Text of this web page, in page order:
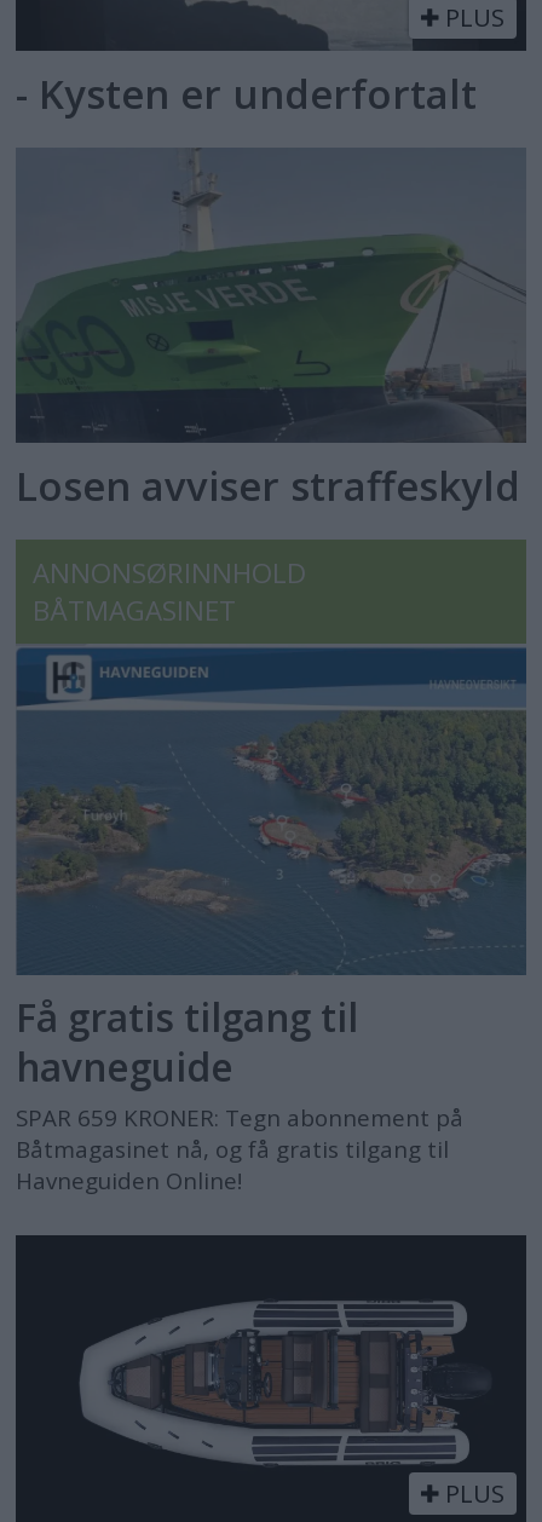
PLUS
- Kysten er underfortalt
Losen avviser straffeskyld
ANNONSØRINNHOLD
BÅTMAGASINET
Få gratis tilgang til
havneguide
SPAR 659 KRONER: Tegn abonnement på
Båtmagasinet nå, og få gratis tilgang til
Havneguiden Online!
PLUS